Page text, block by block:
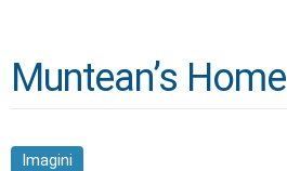
Muntean’s Home
Imagini